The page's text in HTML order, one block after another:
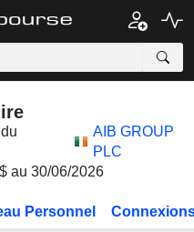
AIB GROUP
PLC
au 30/06/2026
Personnel